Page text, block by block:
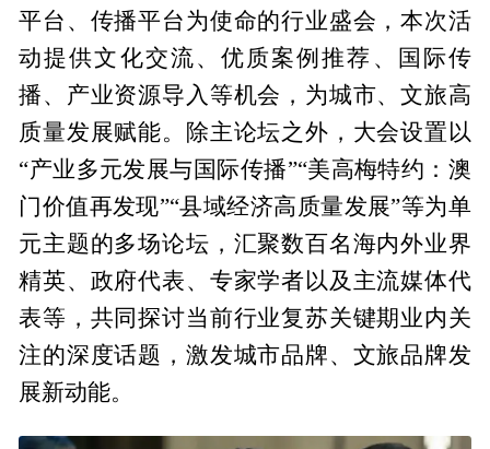
平台、传播平台为使命的行业盛会，本次活
动提供文化交流、优质案例推荐、国际传
播、产业资源导入等机会，为城市、文旅高
质量发展赋能。除主论坛之外，大会设置以
“产业多元发展与国际传播”“美高梅特约：澳
门价值再发现”“县域经济高质量发展”等为单
元主题的多场论坛，汇聚数百名海内外业界
精英、政府代表、专家学者以及主流媒体代
表等，共同探讨当前行业复苏关键期业内关
注的深度话题，激发城市品牌、文旅品牌发
展新动能。